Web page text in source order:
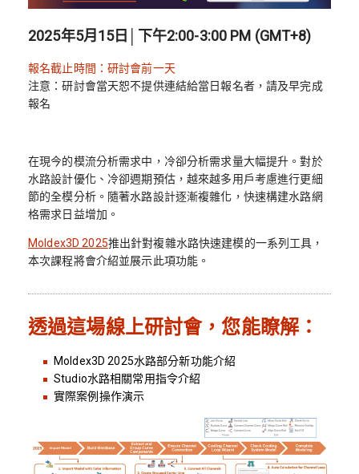
2025年5月15日│下午2:00-3:00 PM (GMT+8)
報名截止時間：研討會前一天
注意：研討會當天恕不提供連結給當日報名者，請及早完成
報名
在現今的模流分析需求中，冷卻分析需求量大幅提升。對於
水路設計優化、冷卻週期預估，越來越多用戶考慮進行更細
節的全模分析。隨著水路設計逐漸複雜化，快速構建水路網
格需求日益增加。
Moldex3D 2025推出針對複雜水路快速建模的一系列工具，
本次課程將會介紹並展示此項功能。
透過這場線上研討會，您能瞭解：
Moldex3D 2025水路部分新功能介紹
Studio水路相關常用指令介紹
實際案例操作演示